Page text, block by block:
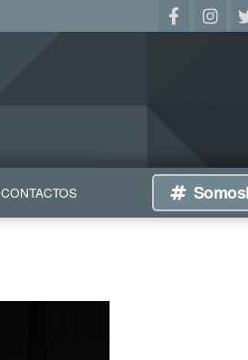
CONTACTOS